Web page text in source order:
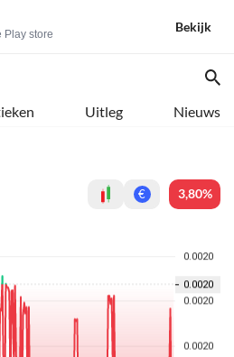
Play store
Bekijk
Uitleg Nieuws
€ 3,80%